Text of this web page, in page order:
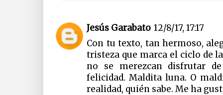
Jesús Garabato 12/8/17, 17:17
Con tu texto, tan hermoso,
tristeza que marca el ciclo de
no se merezcan disfrutar
felicidad. Maldita luna. O
realidad, quién sabe. Me ha